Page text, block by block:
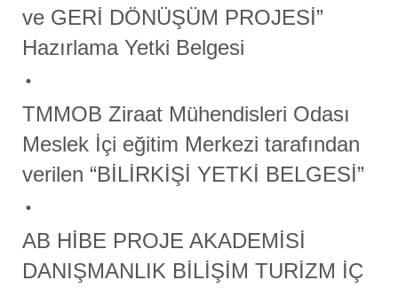
ve GERİ DÖNÜŞÜM PROJESİ”
Hazırlama Yetki Belgesi
TMMOB Ziraat Mühendisleri Odası
Meslek İçi eğitim Merkezi tarafından
verilen “BİLİRKİŞİ YETKİ BELGESİ”
AB HİBE PROJE AKADEMİSİ
DANIŞMANLIK BİLİŞİM TURİZM İÇ